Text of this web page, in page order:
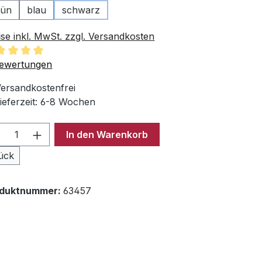
blau schwarz
inkl. MwSt. zzgl. Versandkosten
Bewertung von 5 von 5 Sternen
6-8 Wochen
Anzahl: Gib den gewünschten
In den Warenkorb
63457